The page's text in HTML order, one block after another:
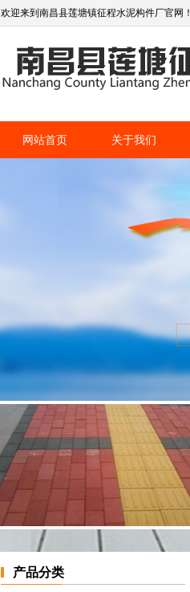
欢迎来到南昌县莲塘镇征程水泥构件厂官网！
网站首页 关于我们
产品分类